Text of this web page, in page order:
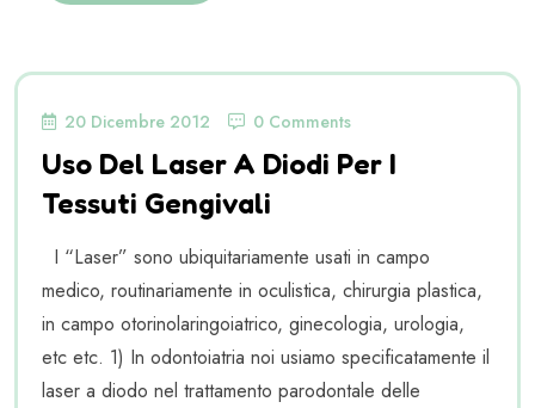
20 Dicembre 2012 0 Comments
Uso Del Laser A Diodi Per I
Tessuti Gengivali
I “Laser” sono ubiquitariamente usati in campo
medico, routinariamente in oculistica, chirurgia plastica,
in campo otorinolaringoiatrico, ginecologia, urologia,
etc etc. 1) In odontoiatria noi usiamo specificatamente il
laser a diodo nel trattamento parodontale delle